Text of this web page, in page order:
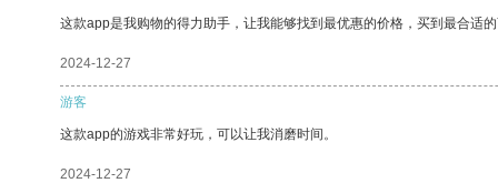
这款app是我购物的得力助手，让我能够找到最优惠的价格，买到最合适
2024-12-27
游客
这款app的游戏非常好玩，可以让我消磨时间。
2024-12-27